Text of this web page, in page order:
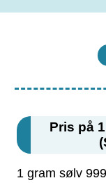
Pris på
1 gram sølv